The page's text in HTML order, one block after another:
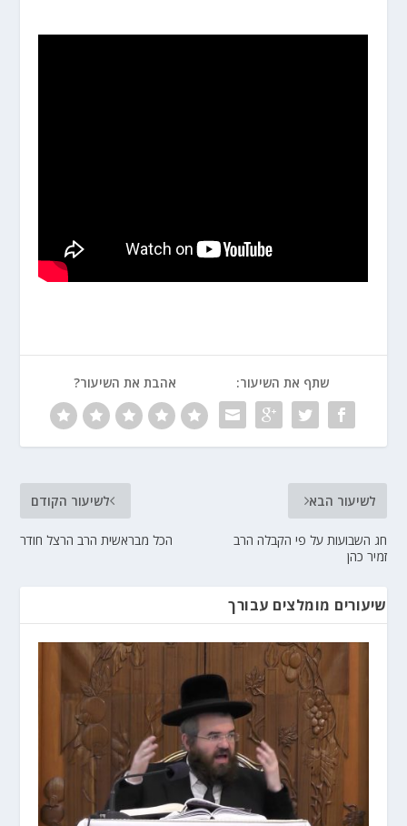
שתף את השיעור: אהבת את השיעור?
לשיעור הקודם
הכל מבראשית הרב הרצל חודר
לשיעור הבא
חג השבועות על פי הקבלה הרב
זמיר כהן
שיעורים מומלצים עבורך